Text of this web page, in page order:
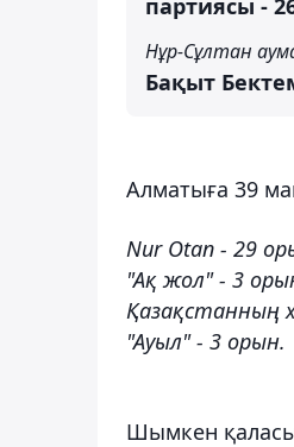
Нұр-Сұлтан
Бақыт
Алматыға 39
Nur Otan - 29
"Ақ жол" - 3
Қазақстанның
"Ауыл" - 3 орын.
Шымкен қаласы